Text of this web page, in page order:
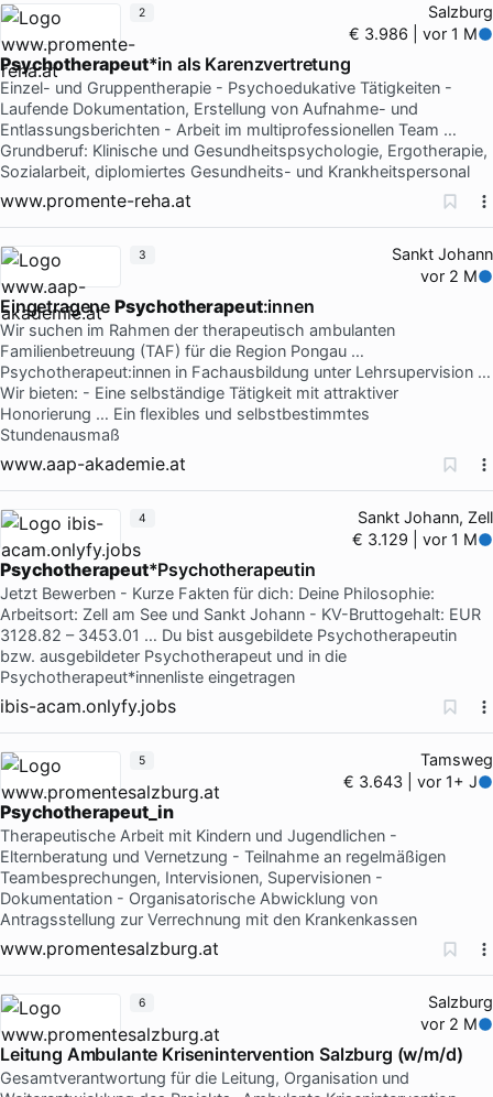
Salzburg
€ 3.986 | vor 1 M
Psychotherapeut*in als Karenzvertretung
Einzel- und Gruppentherapie - Psychoedukative Tätigkeiten -
Laufende Dokumentation, Erstellung von Aufnahme- und
Entlassungsberichten - Arbeit im multiprofessionellen Team …
Grundberuf: Klinische und Gesundheitspsychologie, Ergotherapie,
Sozialarbeit, diplomiertes Gesundheits- und Krankheitspersonal
www.promente-reha.at
2
Sankt Johann
vor 2 M
Eingetragene Psychotherapeut:innen
Wir suchen im Rahmen der therapeutisch ambulanten
Familienbetreuung (TAF) für die Region Pongau …
Psychotherapeut:innen in Fachausbildung unter Lehrsupervision …
Wir bieten: - Eine selbständige Tätigkeit mit attraktiver
Honorierung … Ein flexibles und selbstbestimmtes
Stundenausmaß
www.aap-akademie.at
3
Sankt Johann, Zell
€ 3.129 | vor 1 M
Psychotherapeut*Psychotherapeutin
Jetzt Bewerben - Kurze Fakten für dich: Deine Philosophie:
Arbeitsort: Zell am See und Sankt Johann - KV-Bruttogehalt: EUR
3128.82 – 3453.01 … Du bist ausgebildete Psychotherapeutin
bzw. ausgebildeter Psychotherapeut und in die
Psychotherapeut*innenliste eingetragen
ibis-acam.onlyfy.jobs
4
Tamsweg
€ 3.643 | vor 1+ J
Psychotherapeut_in
Therapeutische Arbeit mit Kindern und Jugendlichen -
Elternberatung und Vernetzung - Teilnahme an regelmäßigen
Teambesprechungen, Intervisionen, Supervisionen -
Dokumentation - Organisatorische Abwicklung von
Antragsstellung zur Verrechnung mit den Krankenkassen
www.promentesalzburg.at
5
Salzburg
vor 2 M
Leitung Ambulante Krisenintervention Salzburg (w/m/d)
Gesamtverantwortung für die Leitung, Organisation und
6